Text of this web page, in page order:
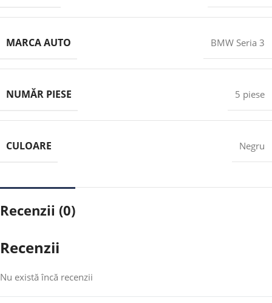
MARCA AUTO BMW Seria 3
NUMĂR PIESE 5 piese
CULOARE Negru
Recenzii (0)
Recenzii
Nu există încă recenzii